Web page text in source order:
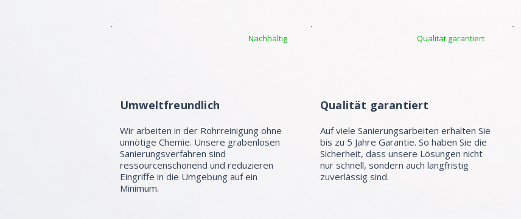
Nachhaltig
Umweltfreundlich
Wir arbeiten in der Rohrreinigung ohne
unnötige Chemie. Unsere grabenlosen
Sanierungsverfahren sind
ressourcenschonend und reduzieren
Eingriffe in die Umgebung auf ein
Minimum.
Qualität garantiert
Qualität garantiert
Auf viele Sanierungsarbeiten erhalten Sie
bis zu 5 Jahre Garantie. So haben Sie die
Sicherheit, dass unsere Lösungen nicht
nur schnell, sondern auch langfristig
zuverlässig sind.